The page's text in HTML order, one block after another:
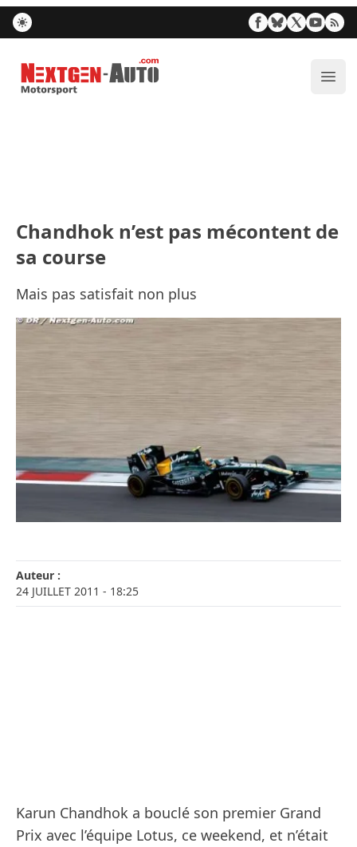
Nextgen-Auto.com
Chandhok n’est pas mécontent de
sa course
Mais pas satisfait non plus
Auteur :
24 JUILLET 2011 - 18:25
Karun Chandhok a bouclé son premier Grand
Prix avec l’équipe Lotus, ce weekend, et n’était